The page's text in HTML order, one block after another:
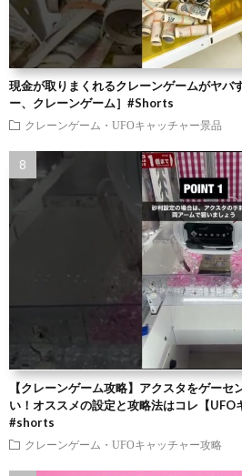
現金が取りまくれるクレーンゲームがヤバ
ー、クレーンゲーム］#Shorts
クレーンゲーム・UFOキャッチャー景品
【クレーンゲーム攻略】アクスタをゲーセ
い！オススメの設定と攻略法はコレ【UFO
#shorts
クレーンゲーム・UFOキャッチャー攻略